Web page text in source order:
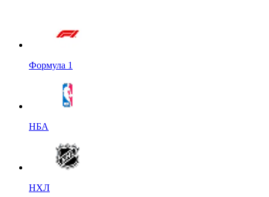
Формула 1
НБА
НХЛ